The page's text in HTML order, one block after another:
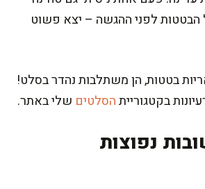
הבטטות לפני ההגשה – יצא פשוט
בטטות, הן משתלבות נהדר בסלט!
בקטגורייתהסלטים שלי באתר.
נפוצות